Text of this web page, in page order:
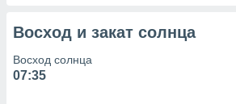
Восход и закат солнца
Восход солнца
07:35